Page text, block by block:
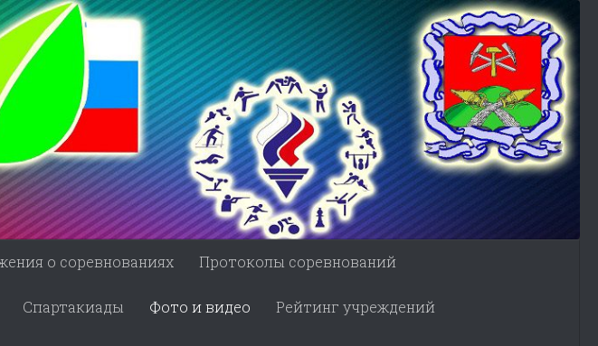
о соревнованиях Протоколы соревнований
Спартакиады Фото и видео Рейтинг учреждений